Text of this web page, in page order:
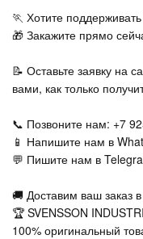
🏃‍ Хотите
🎁 Закажите прямо
📝 Оставьте заявку на
вами, как только
📞 Позвоните нам: +7
📱 Напишите нам в
💬 Пишите нам в
🚚 Доставим ваш заказ
🏆 SVENSSON
100% оригинальный